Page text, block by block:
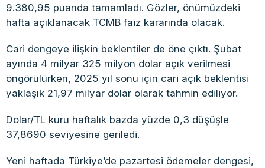
9.380,95 puanda tamamladı. Gözler, önümüzdeki
hafta açıklanacak TCMB faiz kararında olacak.
Cari dengeye ilişkin beklentiler de öne çıktı. Şubat
ayında 4 milyar 325 milyon dolar açık verilmesi
öngörülürken, 2025 yıl sonu için cari açık beklentisi
yaklaşık 21,97 milyar dolar olarak tahmin ediliyor.
Dolar/TL kuru haftalık bazda yüzde 0,3 düşüşle
37,8690 seviyesine geriledi.
Yeni haftada Türkiye’de pazartesi ödemeler dengesi,